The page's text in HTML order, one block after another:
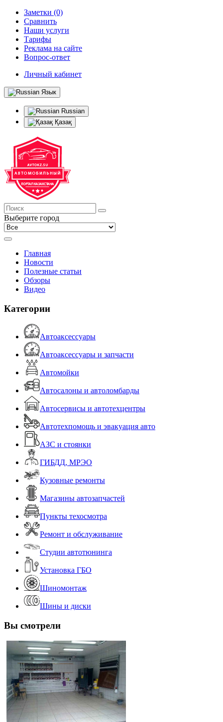
Заметки (0)
Сравнить
Наши услуги
Тарифы
Реклама на сайте
Вопрос-ответ
Личный кабинет
Язык
Russian
Қазақ
Выберите город
Главная
Новости
Полезные статьи
Обзоры
Видео
Категории
Автоаксессуары
Автоаксессуары и запчасти
Автомойки
Автосалоны и автоломбарды
Автосервисы и автотехцентры
Автотехпомощь и эвакуация авто
АЗС и стоянки
ГИБДД, МРЭО
Кузовные ремонты
Магазины автозапчастей
Пункты техосмотра
Ремонт и обслуживание
Студии автотюнинга
Установка ГБО
Шиномонтаж
Шины и диски
Вы смотрели